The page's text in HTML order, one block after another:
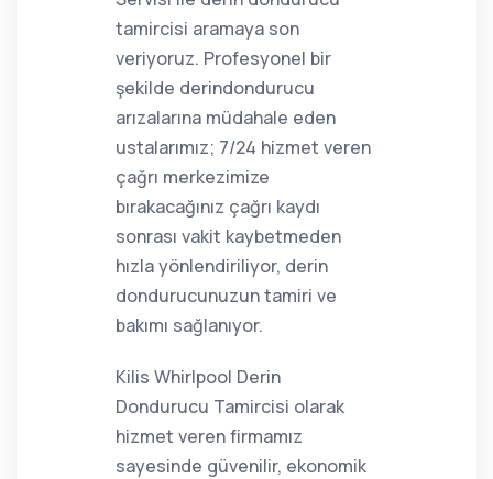
tamircisi aramaya son
veriyoruz. Profesyonel bir
şekilde derindondurucu
arızalarına müdahale eden
ustalarımız; 7/24 hizmet veren
çağrı merkezimize
bırakacağınız çağrı kaydı
sonrası vakit kaybetmeden
hızla yönlendiriliyor, derin
dondurucunuzun tamiri ve
bakımı sağlanıyor.
Kilis Whirlpool Derin
Dondurucu Tamircisi olarak
hizmet veren firmamız
sayesinde güvenilir, ekonomik